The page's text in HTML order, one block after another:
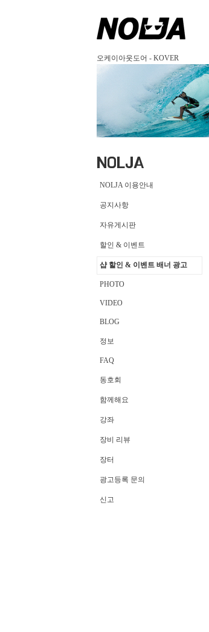
오케이아웃도어 - KOVER
NOLJA
NOLJA 이용안내
공지사항
자유게시판
할인 & 이벤트
샵 할인 & 이벤트 배너 광고
PHOTO
VIDEO
BLOG
정보
FAQ
동호회
함께해요
강좌
장비 리뷰
장터
광고등록 문의
신고